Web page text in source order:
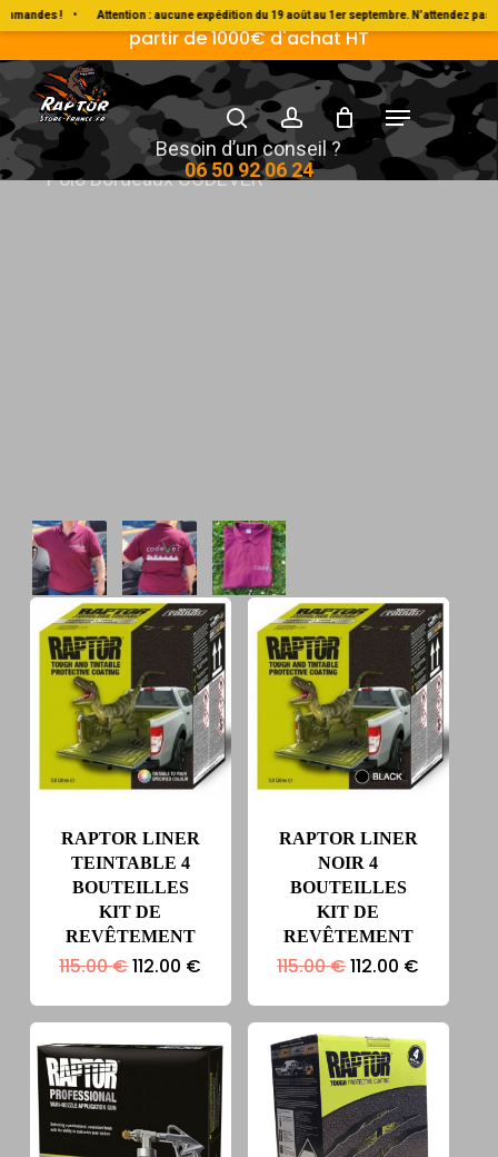
! • Attention : aucune expédition du 19 août au 1er septembre. N’attendez pas
Skip
main
content
Livraison Gratuite en France métropolitaine à
partir de 1000€ d'achat HT
Besoin d’un conseil ?
06 50 92 06 24
searchaccount
Menu
Accueil
Vêtement & Goodies
Codever
Polo Bordeaux CODEVER
RAPTOR LINER
TEINTABLE 4
BOUTEILLES
KIT DE
REVÊTEMENT
115.00€Le
initial
était :
112.00 €
actuel
est :
RAPTOR LINER
NOIR 4
BOUTEILLES
KIT DE
REVÊTEMENT
115.00€Le
initial
était :
115.00 €.
112.00 €
actuel
est :
112.00 €.